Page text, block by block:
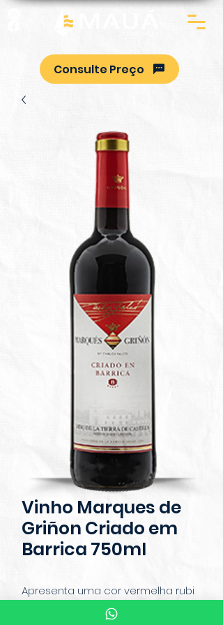
Consulte Preço
Vinho Marques de
Griñon Criado em
Barrica 750ml
Apresenta uma cor vermelha rubi
intensa. Este vinho tinto espanhol é